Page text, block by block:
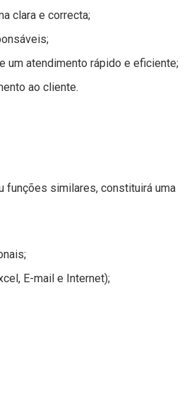
clara e correcta;
um atendimento rápido e eficiente;
ao cliente.
funções similares, constituirá uma
E-mail e Internet);